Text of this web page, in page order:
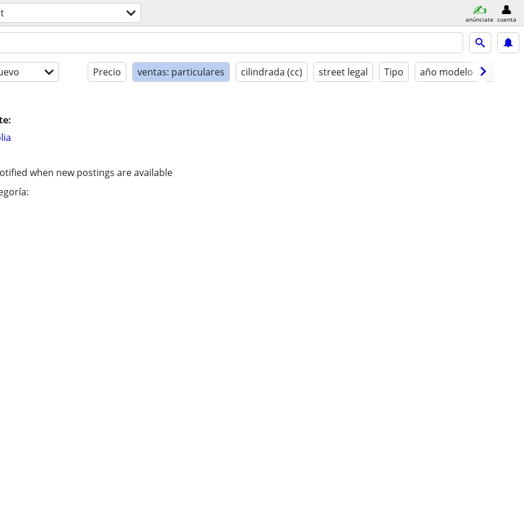
anúnciate cuenta
Precio ventas: particulares cilindrada (cc) street legal Tipo año modelo
when new postings are available